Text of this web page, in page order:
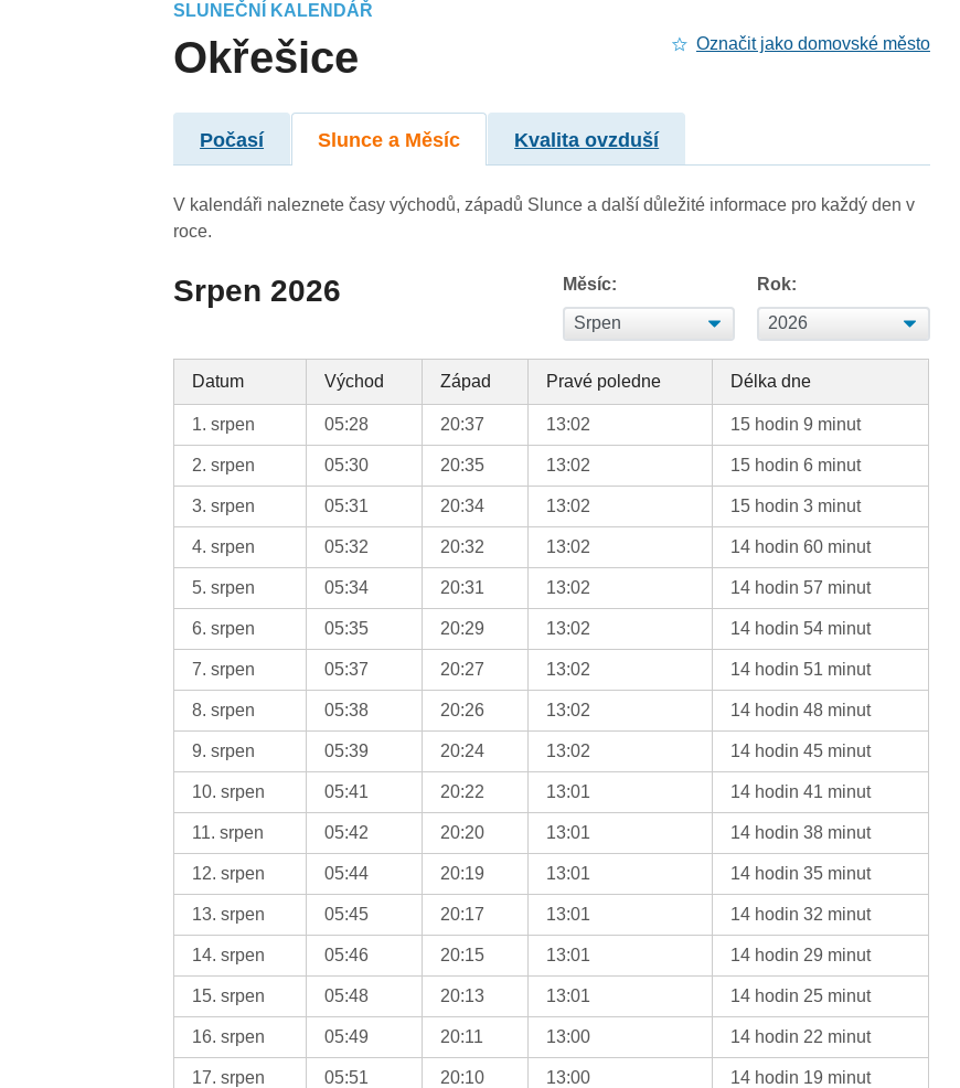
SLUNEČNÍ KALENDÁŘ
Okřešice Označit jako domovské město
Počasí Slunce a Měsíc Kvalita ovzduší
V kalendáři naleznete časy východů, západů Slunce a další důležité informace pro každý den v
roce.
Srpen 2026 Měsíc: Rok:
Datum Východ Západ Pravé poledne Délka dne
1. srpen 05:28 20:37 13:02 15 hodin 9 minut
2. srpen 05:30 20:35 13:02 15 hodin 6 minut
3. srpen 05:31 20:34 13:02 15 hodin 3 minut
4. srpen 05:32 20:32 13:02 14 hodin 60 minut
5. srpen 05:34 20:31 13:02 14 hodin 57 minut
6. srpen 05:35 20:29 13:02 14 hodin 54 minut
7. srpen 05:37 20:27 13:02 14 hodin 51 minut
8. srpen 05:38 20:26 13:02 14 hodin 48 minut
9. srpen 05:39 20:24 13:02 14 hodin 45 minut
10. srpen 05:41 20:22 13:01 14 hodin 41 minut
11. srpen 05:42 20:20 13:01 14 hodin 38 minut
12. srpen 05:44 20:19 13:01 14 hodin 35 minut
13. srpen 05:45 20:17 13:01 14 hodin 32 minut
14. srpen 05:46 20:15 13:01 14 hodin 29 minut
15. srpen 05:48 20:13 13:01 14 hodin 25 minut
16. srpen 05:49 20:11 13:00 14 hodin 22 minut
17. srpen 05:51 20:10 13:00 14 hodin 19 minut